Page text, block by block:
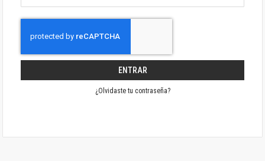
ENTRAR
¿Olvidaste tu contraseña?